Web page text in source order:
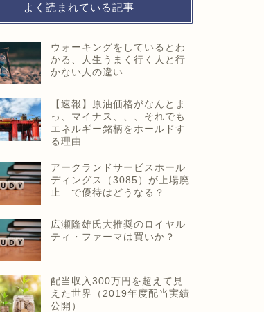
よく読まれている記事
ウォーキングをしているとわ
かる、人生うまく行く人と行
かない人の違い
【速報】原油価格がなんとま
っ、マイナス、、、それでも
エネルギー銘柄をホールドす
る理由
アークランドサービスホール
ディングス（3085）が上場廃
止 で優待はどうなる？
広瀬隆雄氏大推奨のロイヤル
ティ・ファーマは買いか？
配当収入300万円を超えて見
えた世界（2019年度配当実績
公開）